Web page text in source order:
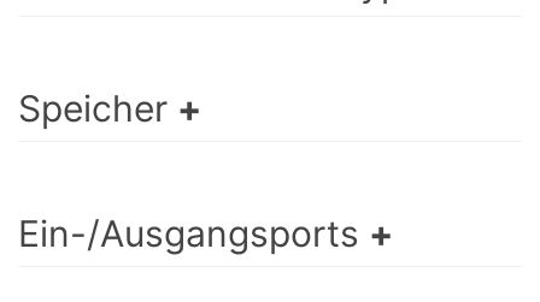
Speicher
Ein-/Ausgangsports